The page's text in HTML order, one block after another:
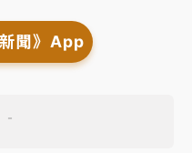
聞》App